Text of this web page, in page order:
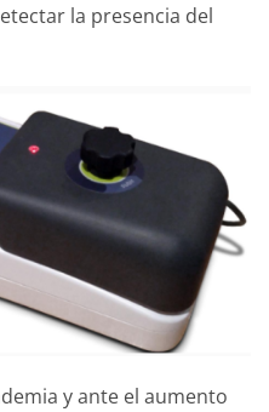
la presencia del
y ante el aumento